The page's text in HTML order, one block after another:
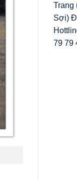
Trang
Sợi)
79 79